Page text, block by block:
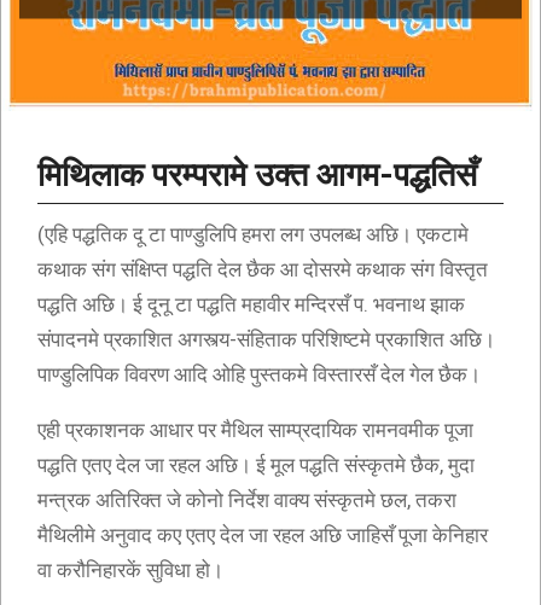
मिथिलाक परम्परामे उक्त आगम-पद्धतिसँ
(एहि पद्धतिक दू टा पाण्डुलिपि हमरा लग उपलब्ध अछि। एकटामे
कथाक संग संक्षिप्त पद्धति देल छैक आ दोसरमे कथाक संग विस्तृत
पद्धति अछि। ई दूनू टा पद्धति महावीर मन्दिरसँ प. भवनाथ झाक
संपादनमे प्रकाशित अगस्त्य-संहिताक परिशिष्टमे प्रकाशित अछि।
पाण्डुलिपिक विवरण आदि ओहि पुस्तकमे विस्तारसँ देल गेल छैक।
एही प्रकाशनक आधार पर मैथिल साम्प्रदायिक रामनवमीक पूजा
पद्धति एतए देल जा रहल अछि। ई मूल पद्धति संस्कृतमे छैक, मुदा
मन्त्रक अतिरिक्त जे कोनो निर्देश वाक्य संस्कृतमे छल, तकरा
मैथिलीमे अनुवाद कए एतए देल जा रहल अछि जाहिसँ पूजा केनिहार
वा करौनिहारकें सुविधा हो।